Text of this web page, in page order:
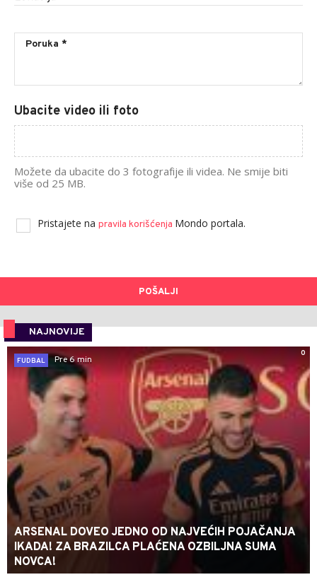
Ubacite video ili foto
Možete da ubacite do 3 fotografije ili videa. Ne smije biti
više od 25 MB.
Pristajete na pravila korišćenja Mondo portala.
POŠALJI
NAJNOVIJE
0
FUDBAL
Pre 6 min
ARSENAL DOVEO JEDNO OD NAJVEĆIH POJAČANJA
IKADA! ZA BRAZILCA PLAĆENA OZBILJNA SUMA
NOVCA!